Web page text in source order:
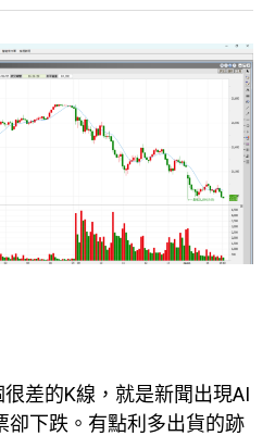
差的K線，就是新聞出現AI
卻下跌。有點利多出貨的跡